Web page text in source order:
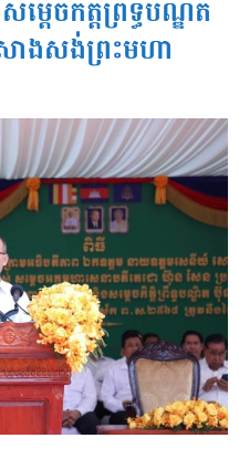
តេចកិត្តិព្រឹទ្ធបណ្ឌិត
ងសង់ព្រះមហា